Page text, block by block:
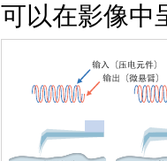
可以在影像中